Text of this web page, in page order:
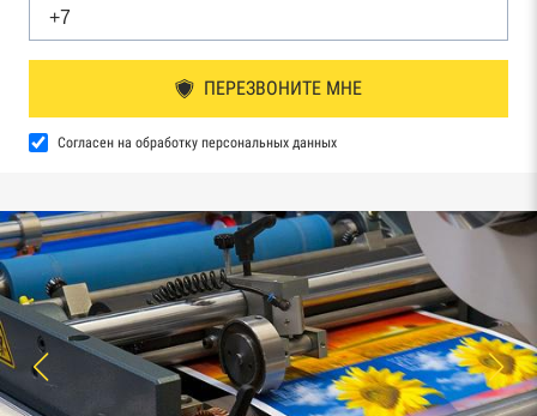
ПЕРЕЗВОНИТЕ МНЕ
Согласен на обработку персональных данных